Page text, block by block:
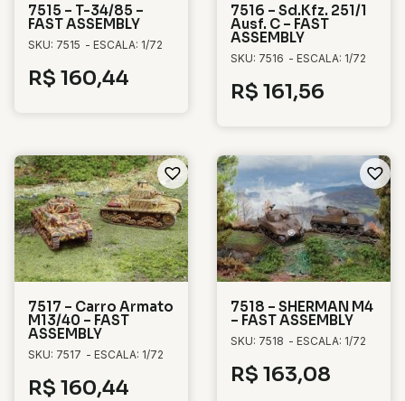
7515 – T-34/85 –
FAST ASSEMBLY
SKU: 7515 - ESCALA: 1/72
R$ 160,44
7516 – Sd.Kfz. 251/1
Ausf. C – FAST
ASSEMBLY
SKU: 7516 - ESCALA: 1/72
R$ 161,56
7517 – Carro Armato
M13/40 – FAST
ASSEMBLY
SKU: 7517 - ESCALA: 1/72
R$ 160,44
7518 – SHERMAN M4
– FAST ASSEMBLY
SKU: 7518 - ESCALA: 1/72
R$ 163,08